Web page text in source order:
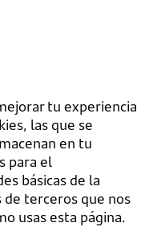
tu experiencia
las que se
en tu
para el
básicas de la
de terceros que nos
usas esta página.